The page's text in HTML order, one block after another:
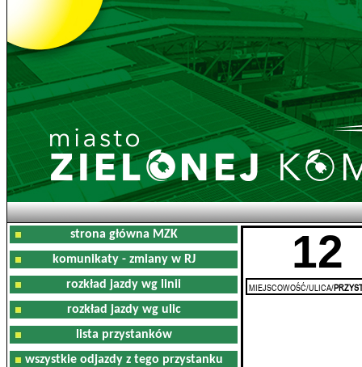
strona główna MZK
komunikaty - zmiany w RJ
rozkład jazdy wg linii
rozkład jazdy wg ulic
lista przystanków
wszystkie odjazdy z tego przystanku
12
MIEJSCOWOŚĆ/ULICA/